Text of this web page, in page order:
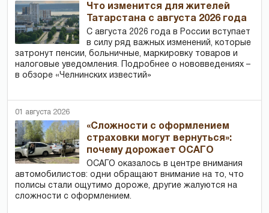
Что изменится для жителей
Татарстана с августа 2026 года
С августа 2026 года в России вступает
в силу ряд важных изменений, которые
затронут пенсии, больничные, маркировку товаров и
налоговые уведомления. Подробнее о нововведениях –
в обзоре «Челнинских известий»
01 августа 2026
«Сложности с оформлением
страховки могут вернуться»:
почему дорожает ОСАГО
ОСАГО оказалось в центре внимания
автомобилистов: одни обращают внимание на то, что
полисы стали ощутимо дороже, другие жалуются на
сложности с оформлением.